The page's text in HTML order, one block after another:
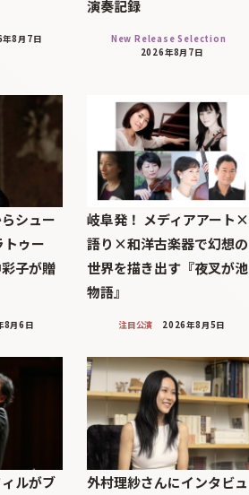
8月7日
演奏記録
New Release Selection
2026年8月7日
シュー
トゥー
子が贈
8月6日
岐阜発！ メディアアート×
語り×和洋古楽器で幻想の
世界を描き出す『夜叉が池
物語』
注目公演 2026年8月5日
ルがブ
外村理紗さんにインタビュ